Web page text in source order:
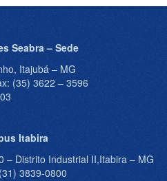
Seabra – Sede
Itajubá – MG
(35) 3622 – 3596
Itabira
– Distrito Industrial II,Itabira – MG
3839-0800